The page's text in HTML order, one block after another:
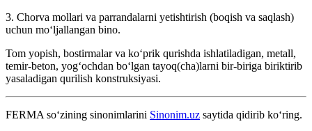
3. Chorva mollari va parrandalarni yetishtirish (boqish va saqlash)
uchun moʻljallangan bino.
Tom yopish, bostirmalar va koʻprik qurishda ishlatiladigan, metall,
temir-beton, yogʻochdan boʻlgan tayoq(cha)larni bir-biriga biriktirib
yasaladigan qurilish konstruksiyasi.
FERMA so‘zining sinonimlarini Sinonim.uz saytida qidirib ko‘ring.